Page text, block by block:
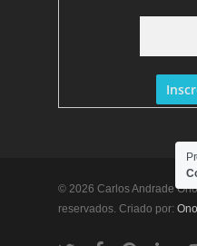
© 2026 Carlos Andrade
reservados. Criado por: